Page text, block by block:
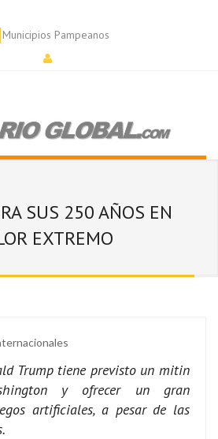
Municipios Pampeanos
SUS 250 AÑOS EN
EXTREMO
Trump tiene previsto un mitin
y ofrecer un gran
artificiales, a pesar de las